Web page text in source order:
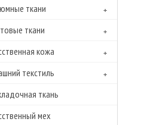
ткани
ткани
кожа
текстиль
ткань
мех